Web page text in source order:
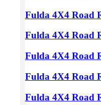
Fulda 4X4 Road
Fulda 4X4 Road
Fulda 4X4 Road
Fulda 4X4 Road
Fulda 4X4 Road